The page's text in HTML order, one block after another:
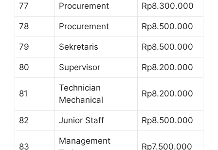
77 Procurement Rp8.300.000
78 Procurement Rp8.500.000
79 Sekretaris Rp8.500.000
80 Supervisor Rp8.200.000
81
Technician
Mechanical
Rp8.200.000
82 Junior Staff Rp8.500.000
83
Management
Rp7.500.000